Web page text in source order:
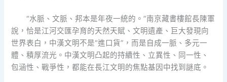
“水脈、文脈、邦本是年夜一統的。”南京藏書樓館長陳軍
說，恰是江河交匯孕育的天然天賦、文明遺產、巨大發現向
世界表白，中漢文明不是“進口貨”，而是自成一脈、多元一
體、積厚流光。中漢文明凸起的持續性、立異性、同一性、
包涵性、戰爭性，都能在長江文明的焦點基因中找到謎底。